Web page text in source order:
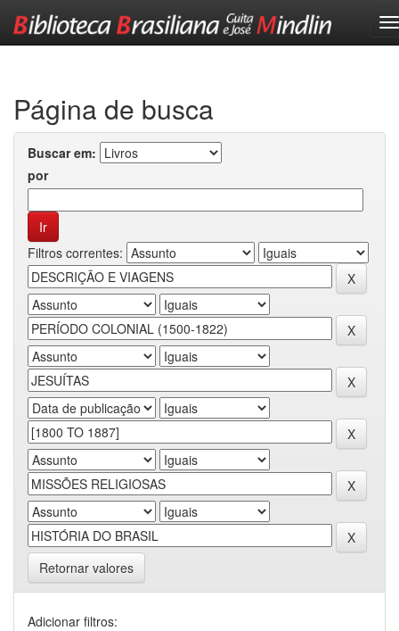
Página de busca
Buscar em:
por
Filtros correntes:
Retornar valores
Adicionar filtros: